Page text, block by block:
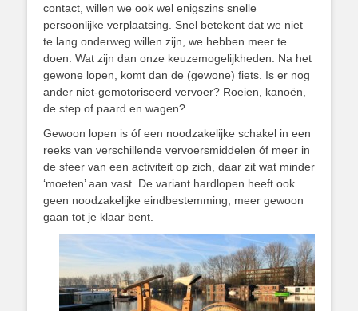
contact, willen we ook wel enigszins snelle
persoonlijke verplaatsing. Snel betekent dat we niet
te lang onderweg willen zijn, we hebben meer te
doen. Wat zijn dan onze keuzemogelijkheden. Na het
gewone lopen, komt dan de (gewone) fiets. Is er nog
ander niet-gemotoriseerd vervoer? Roeien, kanoën,
de step of paard en wagen?
Gewoon lopen is óf een noodzakelijke schakel in een
reeks van verschillende vervoersmiddelen óf meer in
de sfeer van een activiteit op zich, daar zit wat minder
‘moeten’ aan vast. De variant hardlopen heeft ook
geen noodzakelijke eindbestemming, meer gewoon
gaan tot je klaar bent.